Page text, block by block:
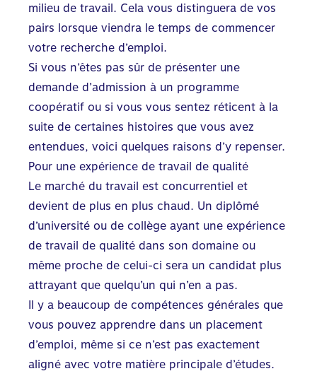
milieu de travail. Cela vous distinguera de vos
pairs lorsque viendra le temps de commencer
votre recherche d’emploi.
Si vous n’êtes pas sûr de présenter une
demande d’admission à un programme
coopératif ou si vous vous sentez réticent à la
suite de certaines histoires que vous avez
entendues, voici quelques raisons d’y repenser.
Pour une expérience de travail de qualité
Le marché du travail est concurrentiel et
devient de plus en plus chaud. Un diplômé
d’université ou de collège ayant une expérience
de travail de qualité dans son domaine ou
même proche de celui-ci sera un candidat plus
attrayant que quelqu’un qui n’en a pas.
Il y a beaucoup de compétences générales que
vous pouvez apprendre dans un placement
d’emploi, même si ce n’est pas exactement
aligné avec votre matière principale d’études.